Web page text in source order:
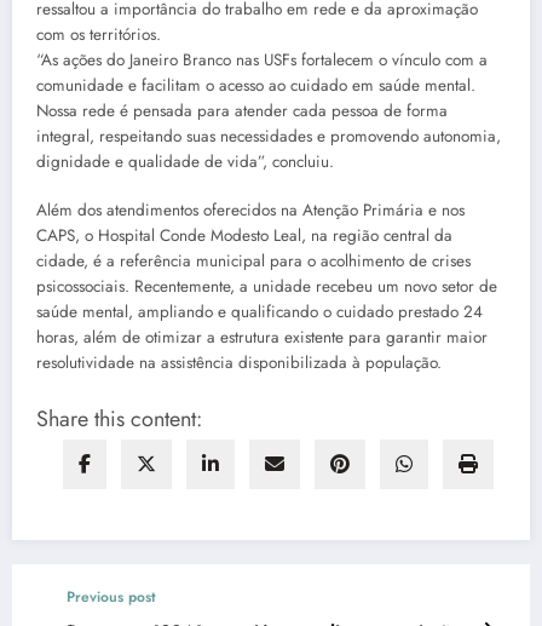
ressaltou a importância do trabalho em rede e da aproximação
com os territórios.
“As ações do Janeiro Branco nas USFs fortalecem o vínculo com a
comunidade e facilitam o acesso ao cuidado em saúde mental.
Nossa rede é pensada para atender cada pessoa de forma
integral, respeitando suas necessidades e promovendo autonomia,
dignidade e qualidade de vida”, concluiu.
Além dos atendimentos oferecidos na Atenção Primária e nos
CAPS, o Hospital Conde Modesto Leal, na região central da
cidade, é a referência municipal para o acolhimento de crises
psicossociais. Recentemente, a unidade recebeu um novo setor de
saúde mental, ampliando e qualificando o cuidado prestado 24
horas, além de otimizar a estrutura existente para garantir maior
resolutividade na assistência disponibilizada à população.
Share this content:
Previous post